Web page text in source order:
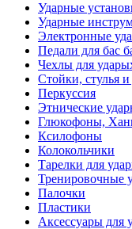
Ударные
Ударные
Электронные
Педали для бас
Чехлы для
Стойки, стулья
Перкуссия
Этнические
Глюкофоны,
Ксилофоны
Колокольчики
Тарелки для
Тренировочные
Палочки
Пластики
Аксессуары для